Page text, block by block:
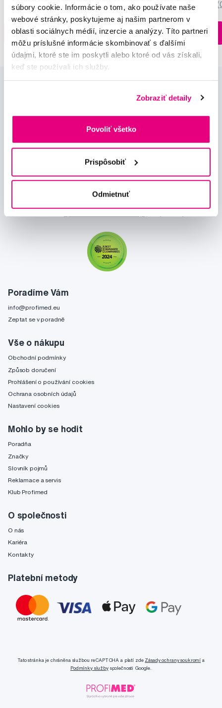
súbory cookie. Informácie o tom, ako používate naše
webové stránky, poskytujeme aj našim partnerom v
oblasti sociálnych médií, inzercie a analýzy. Títo partneri
môžu príslušné informácie skombinovať s ďalšími
údajmi, ktoré ste im poskytli alebo ktoré od vás získali,
keď ste používali ich služby.
Zobraziť detaily
Povoliť všetko
Prispôsobiť
Odmietnuť
5,0/5 (27x)
Do košíku
Na sklade > 5 ks
0,0
Do košíku
Poradíme Vám
info@profimed.eu
Zeptat se v poradně
Vše o nákupu
Obchodní podmínky
Způsob doručení
Prohlášení o používání cookies
Ochrana osobních údajů
Nastavení cookies
Mohlo by se hodit
Poradňa
Značky
Slovník pojmů
Reklamace a servis
Klub Profimed
O společnosti
O nás
Kariéra
Kontakty
Platební metody
Novinky a nabídky
Tato stránka je chráněna službou reCAPTCHA a platí zde Zásady ochrany soukromí a
Podmínky službyspolečnosti Google.